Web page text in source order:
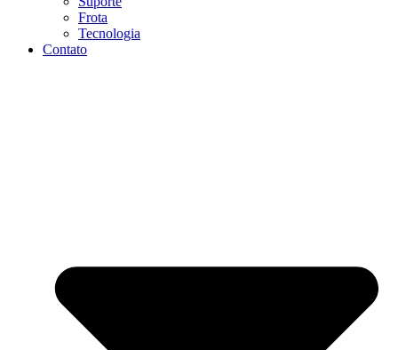
Frota
Tecnologia
Contato